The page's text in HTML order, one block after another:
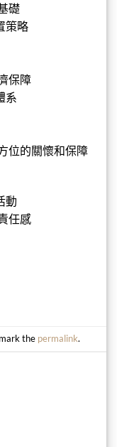
礎
策略
保障
系
位的關懷和保障
動
任感
the permalink.